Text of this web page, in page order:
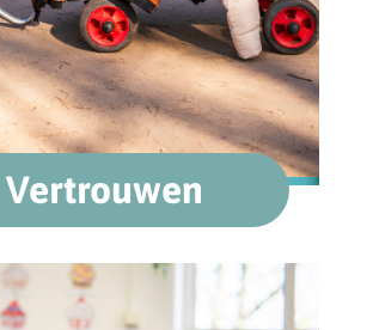
Vertrouwen